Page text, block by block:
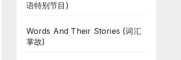
语特别节目)
Words And Their Stories (词汇
掌故)